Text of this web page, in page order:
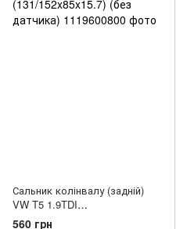
Сальник колінвалу (задній)
VW T5 1.9TDI
(131/152x85x15.7) (без
560 грн